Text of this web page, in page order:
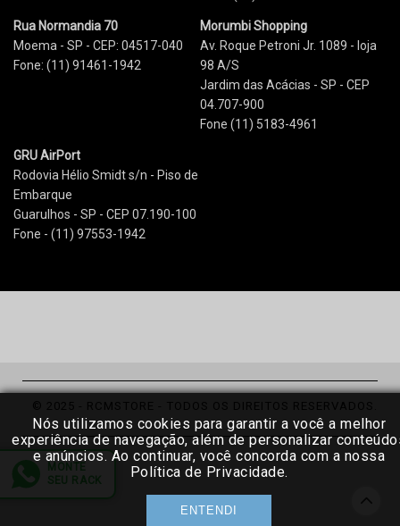
Rua Normandia 70
Moema - SP - CEP: 04517-040
Fone: (11) 91461-1942
Morumbi Shopping
Av. Roque Petroni Jr. 1089 - loja
98 A/S
Jardim das Acácias - SP - CEP
04.707-900
Fone (11) 5183-4961
GRU AirPort
Rodovia Hélio Smidt s/n - Piso de
Embarque
Guarulhos - SP - CEP 07.190-100
Fone - (11) 97553-1942
Nós utilizamos cookies para garantir a você a melhor
experiência de navegação, além de personalizar
e anúncios. Ao continuar, você concorda com a nossa
Política de Privacidade.
ENTENDI